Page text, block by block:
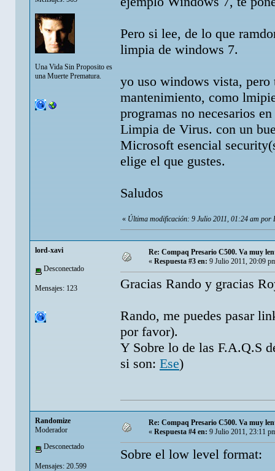
Una Vida Sin Proposito es
una Muerte Prematura.
Pero si lee, de lo que
limpia de windows 7.
yo uso windows vista, pero
mantenimiento, como
programas no necesarios
Limpia de Virus. con un
Microsoft esencial
elige el que gustes.
Saludos
«Última modificación: 9 Julio 2011, 01:24 am por
lord-xavi
Desconectado
Mensajes: 123
Re: Compaq Presario C500. Va muy
« Respuesta #3 en: 9 Julio 2011, 20:09
Gracias Rando y gracias
Rando, me puedes pasar
por favor).
Y Sobre lo de las F.A.Q.S
si son: Ese)
Randomize
Moderador
Desconectado
Mensajes: 20.599
Re: Compaq Presario C500. Va muy
«Respuesta #4 en:9 Julio 2011, 23:11
Sobre el low level format: